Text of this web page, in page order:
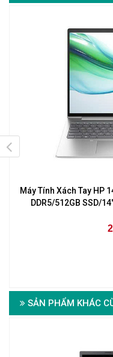
Máy Tính Xách Tay HP
DDR5/512GB SSD/
SẢN PHẨM KHÁC